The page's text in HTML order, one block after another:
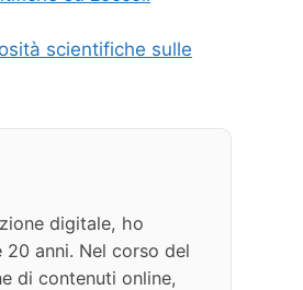
scientifiche sulle
digitale, ho
anni. Nel corso del
di contenuti online,